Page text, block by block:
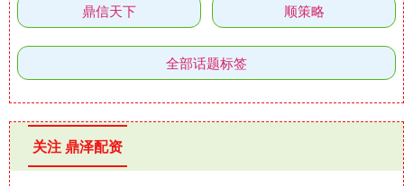
鼎信天下 顺策略
全部话题标签
关注 鼎泽配资